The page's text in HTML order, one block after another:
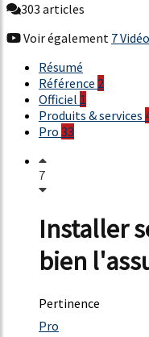
303 articles
Voir également 7
Résumé
Référence 2
Officiel 1
Produits & services
Pro 33
7
Installer
bien
Pertinence
50%
Pro